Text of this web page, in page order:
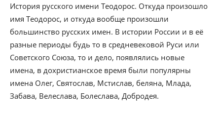
История русского имени Теодорос. Откуда произошло
имя Теодорос, и откуда вообще произошли
большинство русских имен. В истории России и в её
разные периоды будь то в средневековой Руси или
Советского Союза, то и дело, появлялись новые
имена, в дохристианское время были популярны
имена Олег, Святослав, Мстислав, беляна, Млада,
Забава, Велеслава, Болеслава, Добродея.